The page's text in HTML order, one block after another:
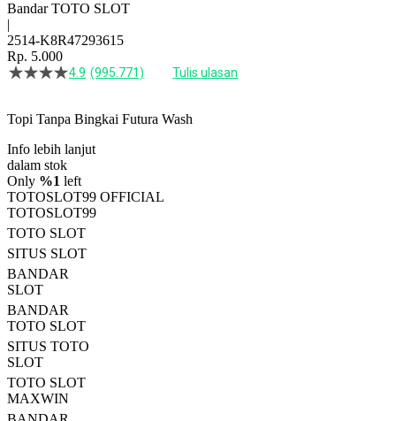
Bandar TOTO SLOT
|
2514-K8R47293615
Rp. 5.000
4.5
bintang,
rating
rata-
rata.
Read
13
Reviews.
Tautan
halaman
yang
sama.
4.9 (995.771) Tulis ulasan
Topi Tanpa Bingkai Futura Wash
Info lebih lanjut
dalam stok
Only %1 left
TOTOSLOT99 OFFICIAL
TOTOSLOT99
TOTO SLOT
SITUS SLOT
BANDAR
SLOT
BANDAR
TOTO SLOT
SITUS TOTO
SLOT
TOTO SLOT
MAXWIN